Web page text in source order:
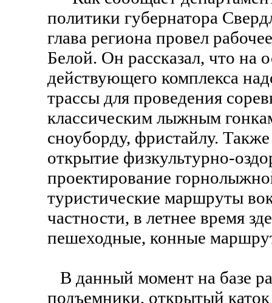
политики губернатора
глава региона провел
Белой. Он рассказал, что на
действующего комплекса
трассы для проведения
классическим лыжным
сноуборду, фристайлу.
открытие физкультурно-
проектирование
туристические маршруты
частности, в летнее время
пешеходные, конные
В данный момент на базе
подъемники, открытый